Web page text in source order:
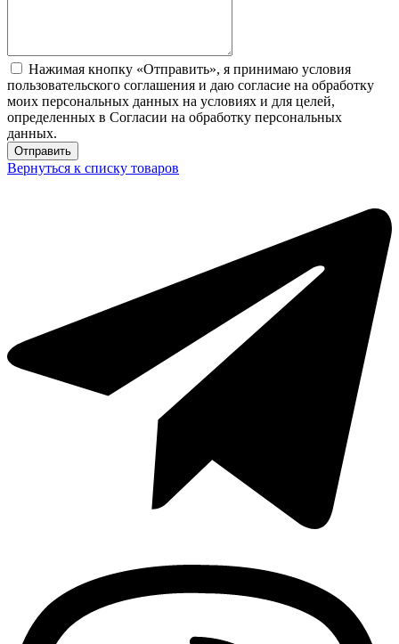
Нажимая кнопку «Отправить», я принимаю условия
пользовательского соглашения и даю согласие на обработку
моих персональных данных на условиях и для целей,
определенных в Согласии на обработку персональных
данных.
Вернуться к списку товаров